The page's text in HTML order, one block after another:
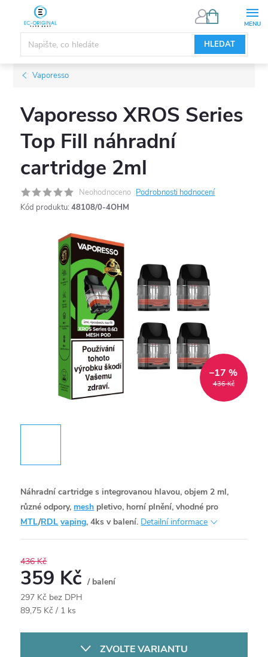
obsah
HLEDAT
NÁKUPNÍ
Vaporesso
Vaporesso XROS Series
Top Fill náhradní
cartridge 2ml
Neohodnoceno Podrobnosti hodnocení
Kód produktu: 48108/0-4OHM
436 Kč
–17 %
Náhradní cartridge s integrovanou hlavou, objem 2 ml,
různé odpory, mesh pletivo, horní plnění, vhodné pro
MTL/RDL vaping, 4ks v balení. Detailní informace
436 Kč
359 Kč/ balení
297 Kč bez DPH
Měrná
89,75 Kč / 1 ks
ZVOLTE VARIANTU